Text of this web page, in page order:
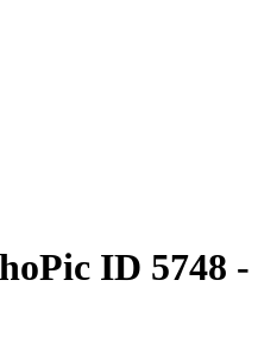
ID 5748 -